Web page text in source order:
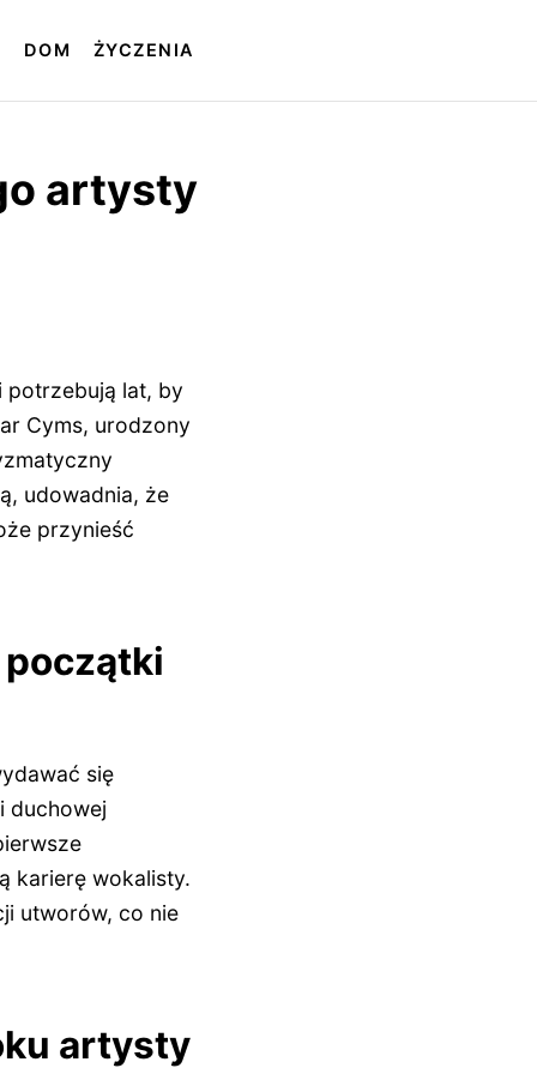
DOM ŻYCZENIA
artysty
potrzebują lat, by
Cyms, urodzony
udowadnia, że
przynieść
się
duchowej
karierę wokalisty.
utworów, co nie
artysty